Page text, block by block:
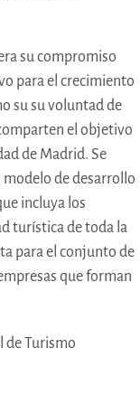
su compromiso
para el crecimiento
su su voluntad de
el objetivo
de Madrid. Se
de desarrollo
incluya los
turística de toda la
para el conjunto de
que forman
de Turismo